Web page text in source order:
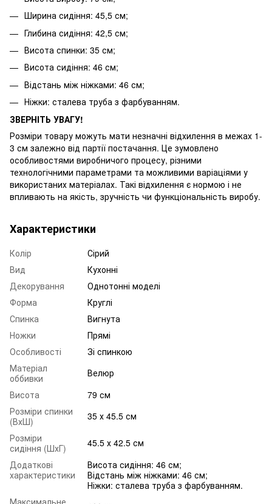
Ширина сидіння: 45,5 см;
Глибина сидіння: 42,5 см;
Висота спинки: 35 см;
Висота сидіння: 46 см;
Відстань між ніжками: 46 см;
Ніжки: сталева труба з фарбуванням.
ЗВЕРНІТЬ УВАГУ!
Розміри товару можуть мати незначні відхилення в межах 1-
3 см залежно від партії постачання. Це зумовлено
особливостями виробничого процесу, різними
технологічними параметрами та можливими варіаціями у
використаних матеріалах. Такі відхилення є нормою і не
впливають на якість, зручність чи функціональність виробу.
Характеристики
Колір
Сірий
Вид
Кухонні
Декорування
Однотонні моделі
Форма
Круглі
Спинка
Вигнута
Ножки
Прямі
Особливості
Зі спинкою
Матеріал
оббивки
Велюр
Висота
79 см
Розміри спинки
(ВхШ)
35 х 45.5 см
Розміри
сидіння (ШхГ)
45.5 х 42.5 см
Додаткові
характеристики
Висота сидіння: 46 см;
Відстань між ніжками: 46 см;
Ніжки: сталева труба з фарбуванням.
Максимальне